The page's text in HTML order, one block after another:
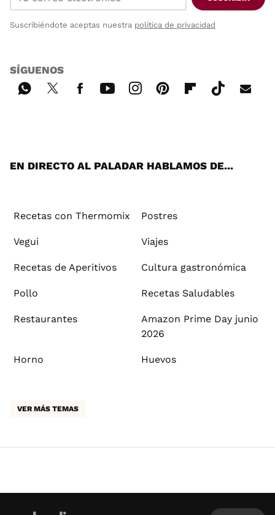
Suscribiéndote aceptas nuestra política de privacidad
SÍGUENOS
EN DIRECTO AL PALADAR HABLAMOS DE...
Recetas con Thermomix Postres
Vegui Viajes
Recetas de Aperitivos Cultura gastronómica
Pollo Recetas Saludables
Restaurantes
Amazon Prime Day junio
2026
Horno Huevos
VER MÁS TEMAS